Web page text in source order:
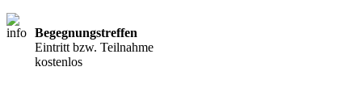
Begegnungstreffen
Eintritt bzw. Teilnahme
kostenlos